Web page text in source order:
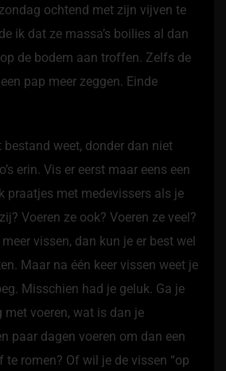
ochtend met zijn vijven te
ik dat ze massa’s boilies al dan
de bodem aan troffen. Zelfs de
pap meer zeggen. Einde
bestand weet, donder dan niet
erin. Vis er eerst maar eens een
praatjes met medevissers als je
Voeren ze ook? Voeren ze veel?
vissen, dan kun je er best wel
Maar na één keer vissen weet je
Misschien had je geluk. Ga je
met voeren, wat is dan je
paar dagen voeren om dan een
romen? Of wil je de vissen “op